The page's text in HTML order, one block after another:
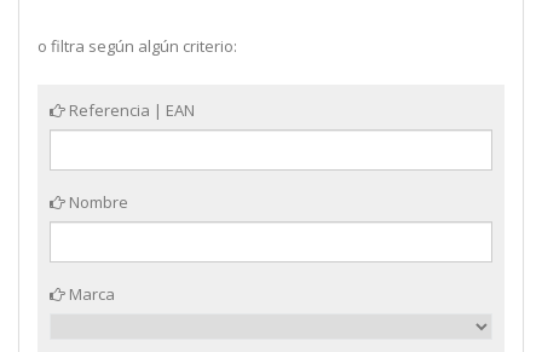
o filtra según algún criterio:
Referencia | EAN
Nombre
Marca